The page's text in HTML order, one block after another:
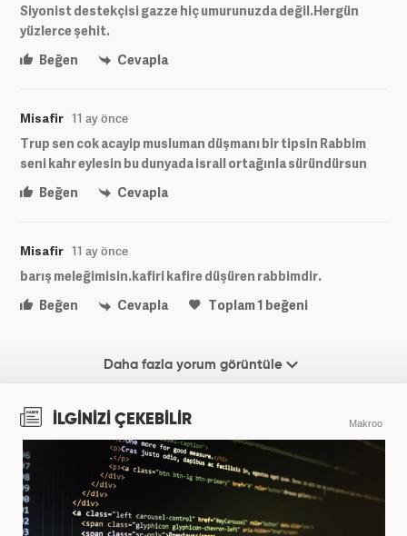
Siyonist destekçisi gazze hiç umurunuzda değil.Hergün
yüzlerce şehit.
Beğen
Cevapla
Misafir 11 ay önce
Trup sen cok acayip musluman düşmanı bir tipsin Rabbim
seni kahr eylesin bu dunyada israil ortağınla süründürsun
Beğen
Cevapla
Misafir 11 ay önce
barış meleğimisin.kafiri kafire düşüren rabbimdir.
Beğen
Cevapla Toplam1 beğeni
Daha fazla yorum görüntüle
İLGİNİZİ ÇEKEBİLİR Makroo